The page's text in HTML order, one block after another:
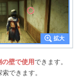
壁で使用できます。
できます。